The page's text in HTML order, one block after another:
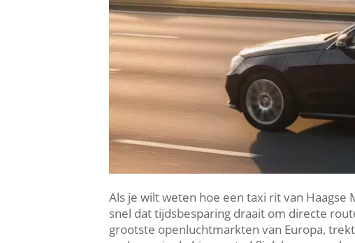
Als je wilt weten hoe een taxi rit van Haagse
snel dat tijdsbesparing draait om directe
grootste openluchtmarkten van Europa,